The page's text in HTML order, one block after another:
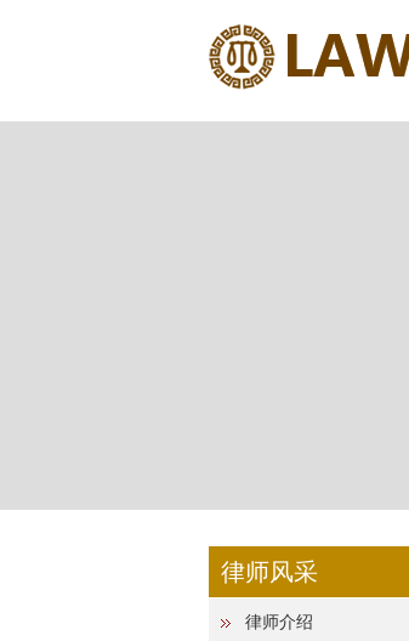
律师风采
律师介绍